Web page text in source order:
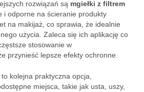
rozwiązań są mgiełki z filtrem
i odporne na ścieranie produkty
na makijaż, co sprawia, że idealnie
użycia. Zaleca się ich aplikację co
stosowanie w
przynieść lepsze efekty ochronne.
to kolejna praktyczna opcja,
miejsca, takie jak usta, uszy,